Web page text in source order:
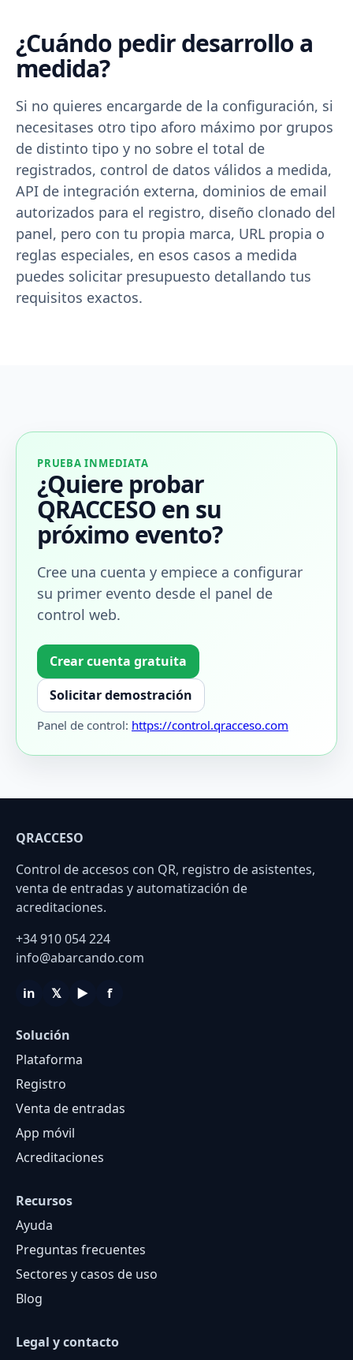
¿Cuándo pedir desarrollo a
medida?
Si no quieres encargarde de la configuración, si
necesitases otro tipo aforo máximo por grupos
de distinto tipo y no sobre el total de
registrados, control de datos válidos a medida,
API de integración externa, dominios de email
autorizados para el registro, diseño clonado del
panel, pero con tu propia marca, URL propia o
reglas especiales, en esos casos a medida
puedes solicitar presupuesto detallando tus
requisitos exactos.
PRUEBA INMEDIATA
¿Quiere probar
QRACCESO en su
próximo evento?
Cree una cuenta y empiece a configurar
su primer evento desde el panel de
control web.
Crear cuenta gratuita
Solicitar demostración
Panel de control: https://control.qracceso.com
QRACCESO
Control de accesos con QR, registro de asistentes,
venta de entradas y automatización de
acreditaciones.
+34 910 054 224
info@abarcando.com
in 𝕏 ▶ f
Solución
Plataforma
Registro
Venta de entradas
App móvil
Acreditaciones
Recursos
Ayuda
Preguntas frecuentes
Sectores y casos de uso
Blog
Legal y contacto